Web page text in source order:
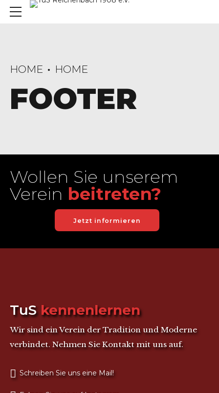
HOME HOME
FOOTER
Wollen Sie unserem
Verein beitreten?
Jetzt informieren
TuS kennenlernen
Wir sind ein Verein der Tradition und Moderne
verbindet. Nehmen Sie Kontakt mit uns auf.
Schreiben Sie uns eine Mail!